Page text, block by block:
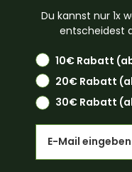
Du kannst nur 1x
entscheidest
10€ Rabatt
20€ Rabatt
30€ Rabatt